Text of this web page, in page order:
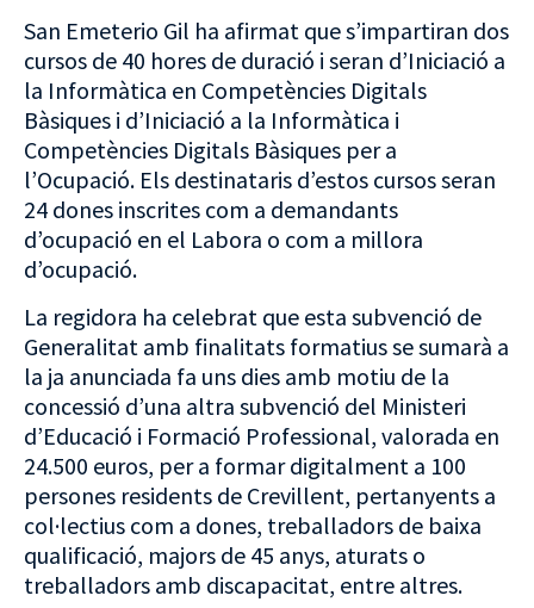
San Emeterio Gil ha afirmat que s’impartiran dos
cursos de 40 hores de duració i seran d’Iniciació a
la Informàtica en Competències Digitals
Bàsiques i d’Iniciació a la Informàtica i
Competències Digitals Bàsiques per a
l’Ocupació. Els destinataris d’estos cursos seran
24 dones inscrites com a demandants
d’ocupació en el Labora o com a millora
d’ocupació.
La regidora ha celebrat que esta subvenció de
Generalitat amb finalitats formatius se sumarà a
la ja anunciada fa uns dies amb motiu de la
concessió d’una altra subvenció del Ministeri
d’Educació i Formació Professional, valorada en
24.500 euros, per a formar digitalment a 100
persones residents de Crevillent, pertanyents a
col·lectius com a dones, treballadors de baixa
qualificació, majors de 45 anys, aturats o
treballadors amb discapacitat, entre altres.